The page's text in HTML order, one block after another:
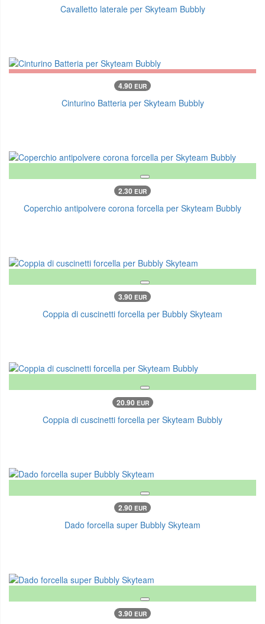
Cavalletto laterale per Skyteam Bubbly
4.90 EUR
Cinturino Batteria per Skyteam Bubbly
2.30 EUR
Coperchio antipolvere corona forcella per Skyteam Bubbly
3.90 EUR
Coppia di cuscinetti forcella per Bubbly Skyteam
20.90 EUR
Coppia di cuscinetti forcella per Skyteam Bubbly
2.90 EUR
Dado forcella super Bubbly Skyteam
3.90 EUR